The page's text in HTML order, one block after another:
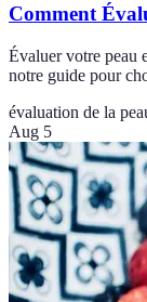
Comment
Évaluer votre peau
notre guide pour
évaluation de la
Aug 5